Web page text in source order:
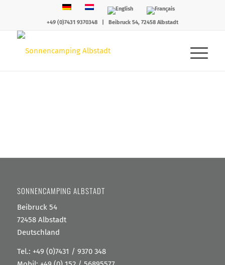
+49 (0)7431 9370348| Beibruck 54, 72458 Albstadt
SONNENCAMPING ALBSTADT
Beibruck 54
72458 Albstadt
Deutschland
Tel.: +49 (0)7431 / 9370 348